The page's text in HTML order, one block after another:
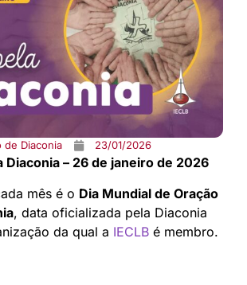
de Diaconia 23/01/2026
Diaconia – 26 de janeiro de 2026
mês é o Dia Mundial de Oração
, data oficializada pela Diaconia
da qual a IECLBé membro.